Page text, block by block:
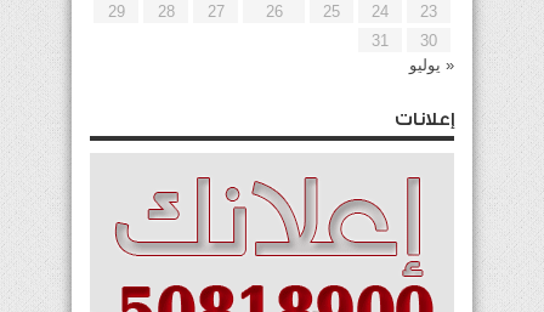
23
24
25
26
27
28
29
30
31
« يوليو
إعلانات